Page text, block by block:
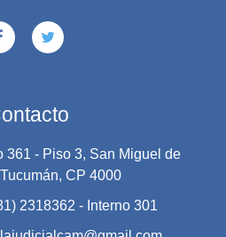
361 - Piso 3, San Miguel de
CP 4000
2318362 - Interno 301